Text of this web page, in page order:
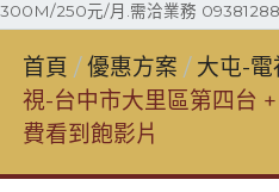
300M/250元/月.需洽業務
首頁 優惠方案 大屯-電
視-台中市大里區第四台
費看到飽影片